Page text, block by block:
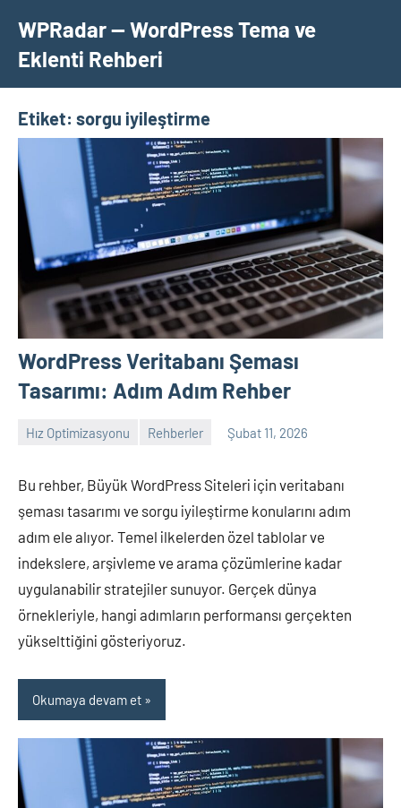
geçWPRadar — WordPress Tema ve
Eklenti Rehberi
Etiket: sorgu iyileştirme
WordPress Veritabanı Şeması
Tasarımı: Adım Adım Rehber
Hız Optimizasyonu Rehberler Şubat 11, 2026
Bu rehber, Büyük WordPress Siteleri için veritabanı
şeması tasarımı ve sorgu iyileştirme konularını adım
adım ele alıyor. Temel ilkelerden özel tablolar ve
indekslere, arşivleme ve arama çözümlerine kadar
uygulanabilir stratejiler sunuyor. Gerçek dünya
örnekleriyle, hangi adımların performansı gerçekten
yükselttiğini gösteriyoruz.
Okumaya devam et